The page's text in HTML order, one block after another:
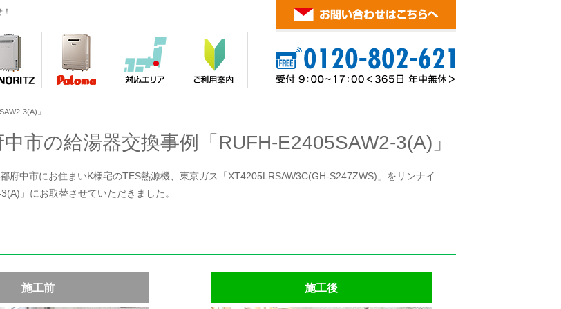
3(A)」
市の給湯器交換事例「RUFH-E2405SAW2-3(A)」
府中市にお住まいK様宅のTES熱源機、東京ガス「XT4205LRSAW3C(GH-S247ZWS)」をリンナイ
」にお取替させていただきました。
施工前 施工後